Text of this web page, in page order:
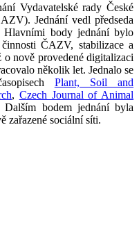
Vydavatelské rady České
Jednání vedl předseda
body jednání bylo
ČAZV, stabilizace a
nově provedené digitalizaci
několik let. Jednalo se
Plant, Soil and
, Czech Journal of Animal
Dalším bodem jednání byla
zařazené sociální síti.